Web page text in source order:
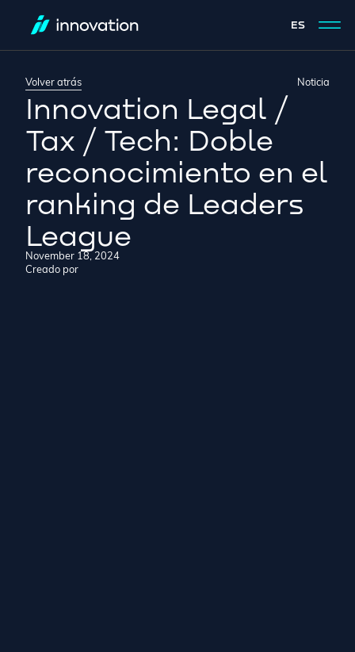
ES
Volver atrás Noticia
Innovation Legal /
Tax / Tech: Doble
reconocimiento en el
ranking de Leaders
League
November 18, 2024
Creado por